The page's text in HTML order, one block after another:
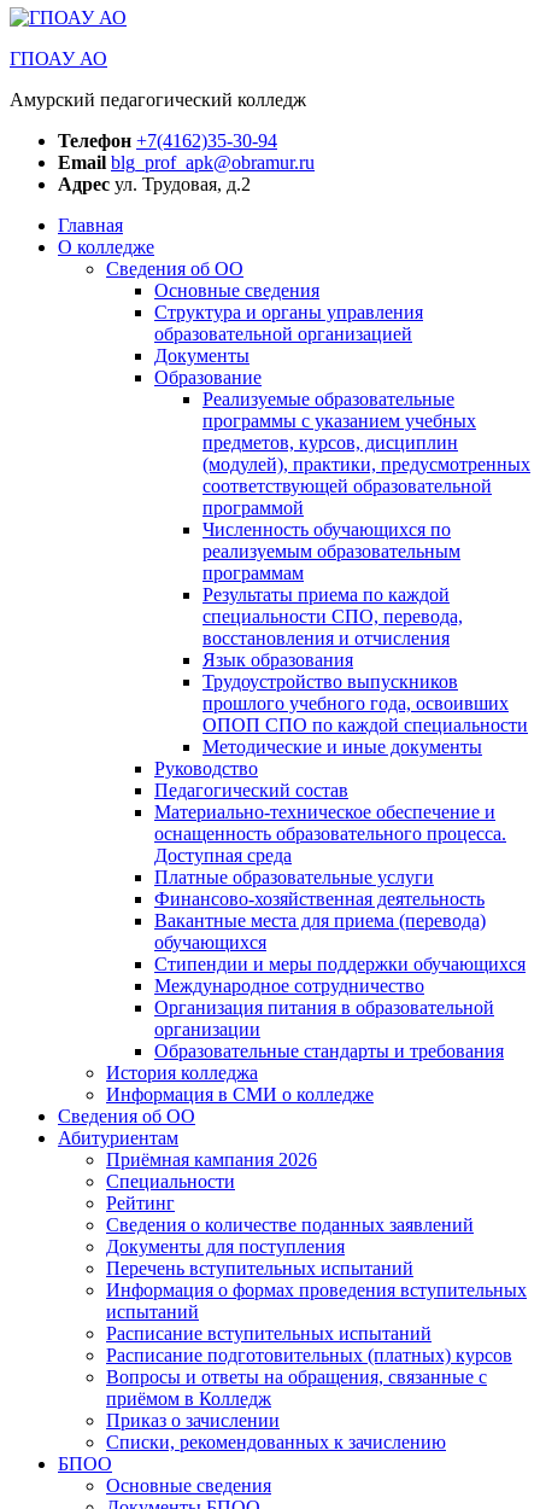
ГПОАУ АО
Амурский педагогический колледж
Телефон +7(4162)35-30-94
Email blg_prof_apk@obramur.ru
Адрес ул. Трудовая, д.2
Главная
О колледже
Сведения об ОО
Основные сведения
Структура и органы управления
образовательной организацией
Документы
Образование
Реализуемые образовательные
программы с указанием учебных
предметов, курсов, дисциплин
(модулей), практики, предусмотренных
соответствующей образовательной
программой
Численность обучающихся по
реализуемым образовательным
программам
Результаты приема по каждой
специальности СПО, перевода,
восстановления и отчисления
Язык образования
Трудоустройство выпускников
прошлого учебного года, освоивших
ОПОП СПО по каждой специальности
Методические и иные документы
Руководство
Педагогический состав
Материально-техническое обеспечение и
оснащенность образовательного процесса.
Доступная среда
Платные образовательные услуги
Финансово-хозяйственная деятельность
Вакантные места для приема (перевода)
обучающихся
Стипендии и меры поддержки обучающихся
Международное сотрудничество
Организация питания в образовательной
организации
Образовательные стандарты и требования
История колледжа
Информация в СМИ о колледже
Сведения об ОО
Абитуриентам
Приёмная кампания 2026
Специальности
Рейтинг
Сведения о количестве поданных заявлений
Документы для поступления
Перечень вступительных испытаний
Информация о формах проведения вступительных
испытаний
Расписание вступительных испытаний
Расписание подготовительных (платных) курсов
Вопросы и ответы на обращения, связанные с
приёмом в Колледж
Приказ о зачислении
Списки, рекомендованных к зачислению
БПОО
Основные сведения